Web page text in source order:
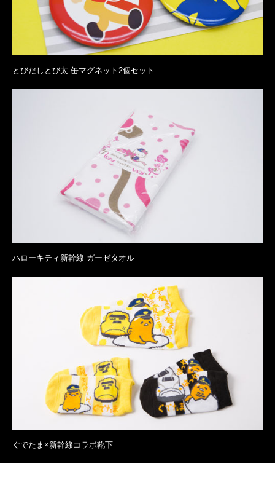
とびだしとび太 缶マグネット2個セット
ハローキティ新幹線 ガーゼタオル
ぐでたま×新幹線コラボ靴下